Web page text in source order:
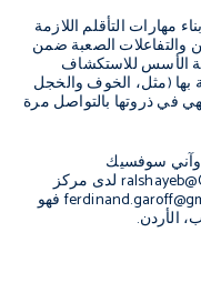
مهارات التأقلم اللازمة
والتفاعلات الصعبة ضمن
الأسس للاستكشاف
بها (مثل، الخوف والخجل
في ذروتها بالتواصل مرة
وآني سوفسيك
لدى مركز
فهو
الأردن.